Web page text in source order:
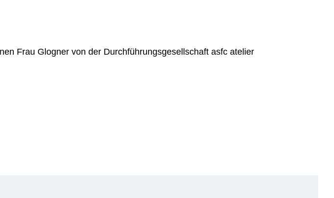
Frau Glogner von der Durchführungsgesellschaft asfc atelier